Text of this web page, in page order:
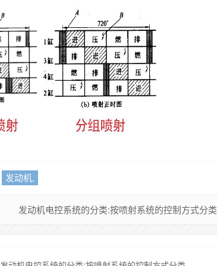
发动机,
发动机电控系统的分类:按喷射系统的控制方式分类